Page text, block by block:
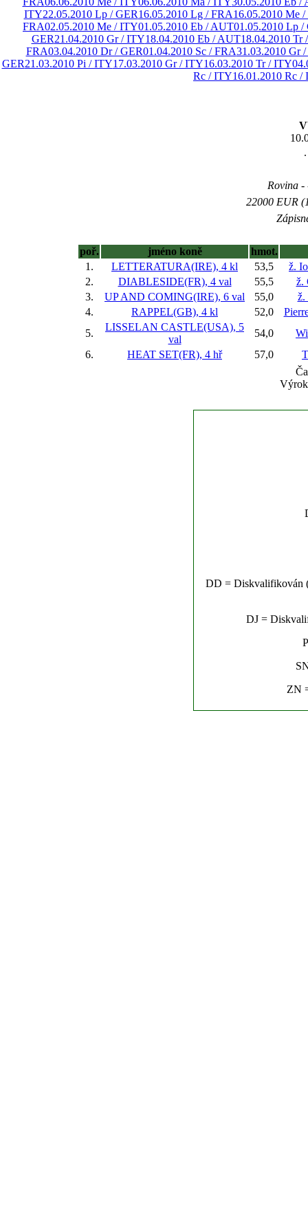
ITY22.05.2010 Lp / GER16.05.2010 Lg / FRA16.05.2010 Me
FRA02.05.2010 Me / ITY01.05.2010 Eb / AUT01.05.2010 Lp /
GER21.04.2010 Gr / ITY18.04.2010 Eb / AUT18.04.2010 Tr
FRA03.04.2010 Dr / GER01.04.2010 Sc / FRA31.03.2010 Gr
GER21.03.2010 Pi / ITY17.03.2010 Gr / ITY16.03.2010 Tr / ITY
Rc / ITY16.01.2010 Rc /
Rovina -
22000 EUR
poř. jméno koně
hmot.
1.
LETTERATURA(IRE), 4 kl 53,5
ž.
2.
DIABLESIDE(FR), 4 val 55,5
ž.
3.
UP AND COMING(IRE), 6 val 55,0
ž.
4.
RAPPEL(GB), 4 kl 52,0
5.
LISSELAN CASTLE(USA), 5
val
54,0
6.
HEAT SET(FR), 4 hř 57,0
DD = Diskvalifikován
DJ =
ZN